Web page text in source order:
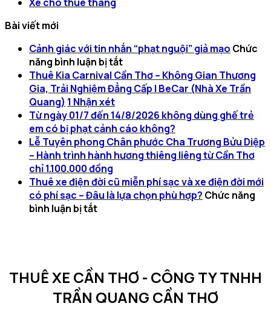
Bài viết mới
Cảnh giác với tin nhắn “phạt nguội” giả mạo Chức
năng bình luận bị tắtở
Cảnh
giác
tin
nhắn
“phạt
nguội”
mạo
Thuê Kia Carnival Cần Thơ – Không Gian Thương
Gia, Trải Nghiệm Đẳng Cấp | BeCar (Nhà Xe Trần
Quang) 1 Nhận xét
Từ ngày 01/7 đến 14/8/2026 không dùng ghế trẻ
em có bị phạt cảnh cáo không?
Lễ Tuyên phong Chân phước Cha Trương Bửu Diệp
– Hành trình hành hương thiêng liêng từ Cần Thơ
chỉ 1.100.000 đồng
Thuê xe điện đời cũ miễn phí sạc và xe điện đời mới
có phí sạc – Đâu là lựa chọn phù hợp? Chức năng
bình luận bị tắtở
cũ
phí
THUÊ XE CẦN THƠ - CÔNG TY TNHH
TRẦN QUANG CẦN THƠ